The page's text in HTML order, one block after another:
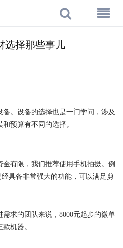
选择那些事儿
。设备的选择也是一门学问，涉及
预算有不同的选择。
有限，我们推荐使用手机拍摄。例
具备非常强大的功能，可以满足剪
求的团队来说，8000元起步的微单
机器。